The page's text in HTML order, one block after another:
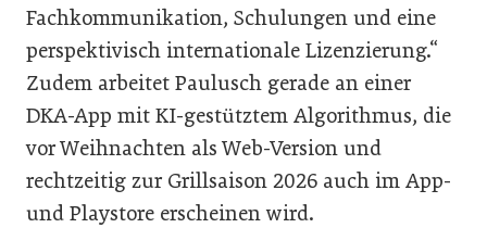
Fachkommunikation, Schulungen und eine
perspektivisch internationale Lizenzierung.“
Zudem arbeitet Paulusch gerade an einer
DKA-App mit KI-gestütztem Algorithmus, die
vor Weihnachten als Web-Version und
rechtzeitig zur Grillsaison 2026 auch im App-
und Playstore erscheinen wird.